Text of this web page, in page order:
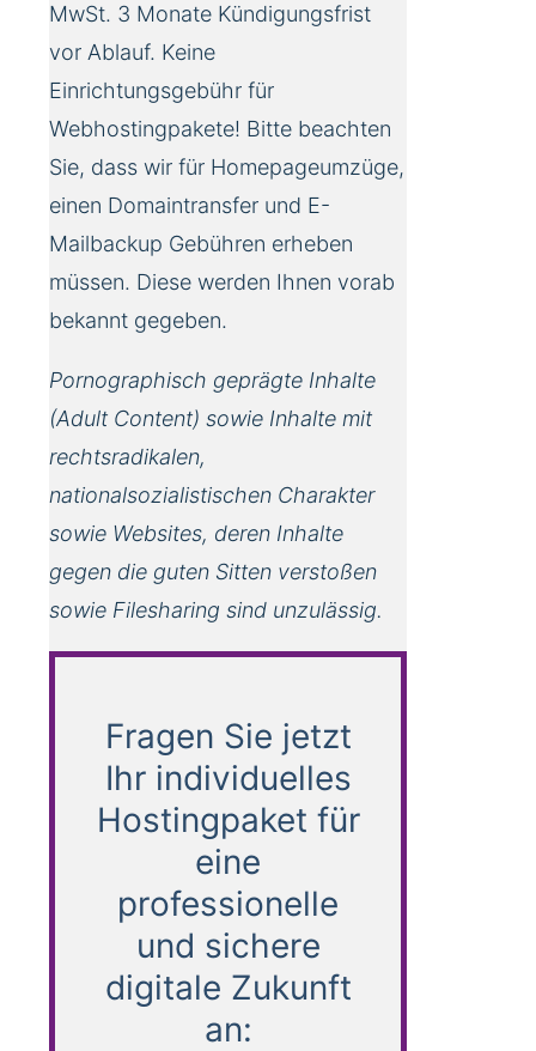
MwSt. 3 Monate Kündigungsfrist
vor Ablauf. Keine
Einrichtungsgebühr für
Webhostingpakete! Bitte beachten
Sie, dass wir für Homepageumzüge,
einen Domaintransfer und E-
Mailbackup Gebühren erheben
müssen. Diese werden Ihnen vorab
bekannt gegeben.
Pornographisch geprägte Inhalte
(Adult Content) sowie Inhalte mit
rechtsradikalen,
nationalsozialistischen Charakter
sowie Websites, deren Inhalte
gegen die guten Sitten verstoßen
sowie Filesharing sind unzulässig.
Fragen Sie jetzt
Ihr individuelles
Hostingpaket für
eine
professionelle
und sichere
digitale Zukunft
an: